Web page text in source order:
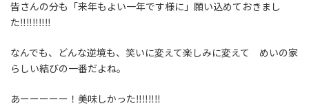
皆さんの分も「来年もよい一年です様に」願い込めておきまし
た‼‼‼‼‼
なんでも、どんな逆境も、笑いに変えて楽しみに変えて めいの家
らしい結びの一番だよね。
あーーーーー！美味しかった‼‼‼‼